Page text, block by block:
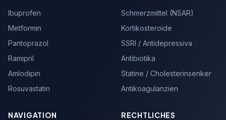
Ibuprofen
Metformin
Pantoprazol
Ramipril
Amlodipin
Rosuvastatin
Schmerzmittel (NSAR)
Kortikosteroide
SSRI / Antidepressiva
Antibiotika
Statine / Cholesterinsenker
Antikoagulanzien
NAVIGATION RECHTLICHES